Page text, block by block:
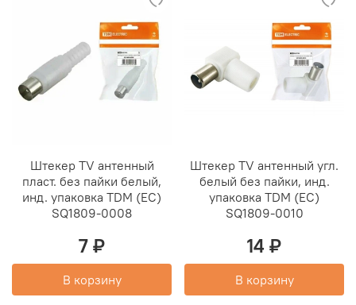
Штекер TV антенный
пласт. без пайки белый,
инд. упаковка TDM (ЕС)
SQ1809-0008
7 ₽
В корзину
Штекер TV антенный угл.
белый без пайки, инд.
упаковка TDM (ЕС)
SQ1809-0010
14 ₽
В корзину